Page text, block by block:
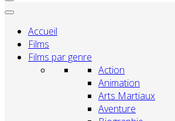
Accueil
Films
Films par genre
Action
Animation
Arts Martiaux
Aventure